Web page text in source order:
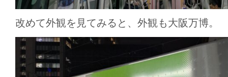
改めて外観を見てみると、外観も大阪万博。